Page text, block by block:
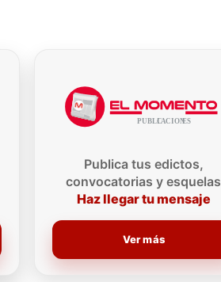
Publica tus edictos,
convocatorias y esquelas
Haz llegar tu mensaje
Ver más